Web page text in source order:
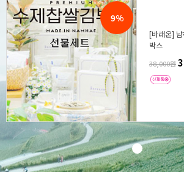
9%
[바래온]
박스
38,000원